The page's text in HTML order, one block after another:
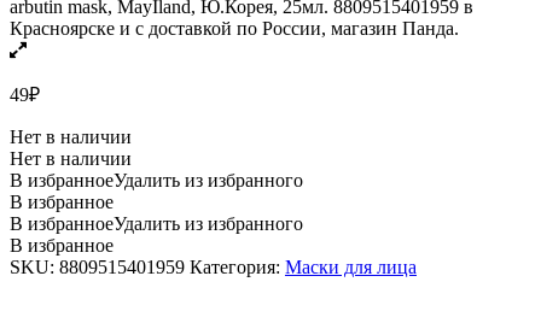
49₽
Нет в наличии
Нет в наличии
В избранноеУдалить из избранного
В избранное
В избранноеУдалить из избранного
В избранное
SKU: 8809515401959 Категория: Маски для лица